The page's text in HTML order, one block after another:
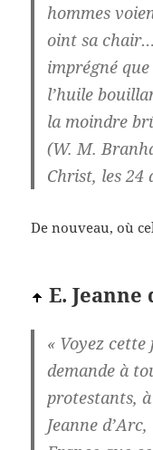
hommes
oint sa
imprégné
l’huile
la moindre
(W. M.
Christ, les 24
De nouveau, où
E. Jeanne
« Voyez cette
demande à
protestants,
Jeanne